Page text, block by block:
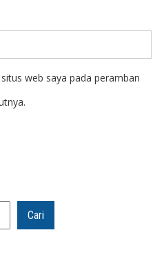
Cari
web saya pada peramban